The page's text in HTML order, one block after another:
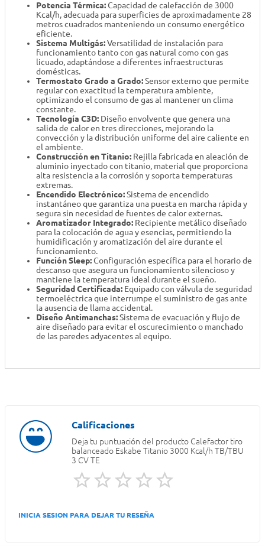
Potencia Térmica:Capacidad de calefacción de 3000
Kcal/h, adecuada para superficies de aproximadamente 28
metros cuadrados manteniendo un consumo energético
eficiente.
Sistema Multigás:Versatilidad de instalación para
funcionamiento tanto con gas natural como con gas
licuado, adaptándose a diferentes infraestructuras
domésticas.
Termostato Grado a Grado:Sensor externo que permite
regular con exactitud la temperatura ambiente,
optimizando el consumo de gas al mantener un clima
constante.
Tecnología C3D: Diseño envolvente que genera una
salida de calor en tres direcciones, mejorando la
convección y la distribución uniforme del aire caliente en
el ambiente.
Construcción en Titanio: Rejilla fabricada en aleación de
aluminio inyectado con titanio, material que proporciona
alta resistencia a la corrosión y soporta temperaturas
extremas.
Encendido Electrónico:Sistema de encendido
instantáneo que garantiza una puesta en marcha rápida y
segura sin necesidad de fuentes de calor externas.
Aromatizador Integrado: Recipiente metálico diseñado
para la colocación de agua y esencias, permitiendo la
humidificación y aromatización del aire durante el
funcionamiento.
Función Sleep:Configuración específica para el horario de
descanso que asegura un funcionamiento silencioso y
mantiene la temperatura ideal durante el sueño.
Seguridad Certificada: Equipado con válvula de seguridad
termoeléctrica que interrumpe el suministro de gas ante
la ausencia de llama accidental.
Diseño Antimanchas:Sistema de evacuación y flujo de
aire diseñado para evitar el oscurecimiento o manchado
de las paredes adyacentes al equipo.
Deja tu puntuación del producto Calefactor tiro
balanceado Eskabe Titanio 3000 Kcal/h TB/TBU
3 CV TE
INICIA SESION PARA DEJAR TU RESEÑA